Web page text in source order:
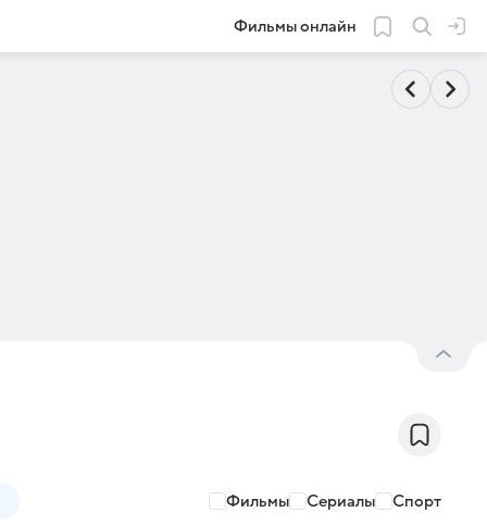
Фильмы онлайн
Фильмы Сериалы Спорт